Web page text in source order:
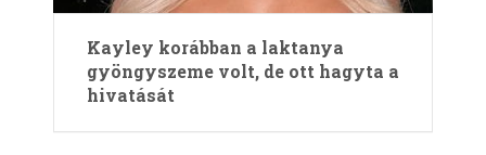
Kayley korábban a laktanya
gyöngyszeme volt, de ott hagyta a
hivatását